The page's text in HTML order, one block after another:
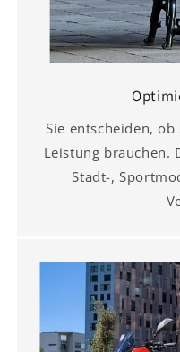
Sie entscheiden,
Leistung brauchen.
Stadt-,